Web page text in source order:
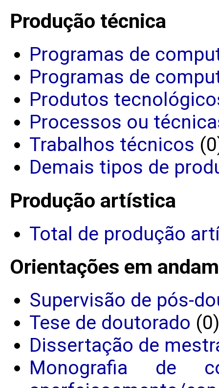
Produção técnica
Programas de
Programas de
Produtos
Processos ou
Trabalhos técnicos
Demais tipos de
Produção artística
Total de produção
Orientações em
Supervisão de pós-
Tese de doutorado (0)
Dissertação de
Monografia de